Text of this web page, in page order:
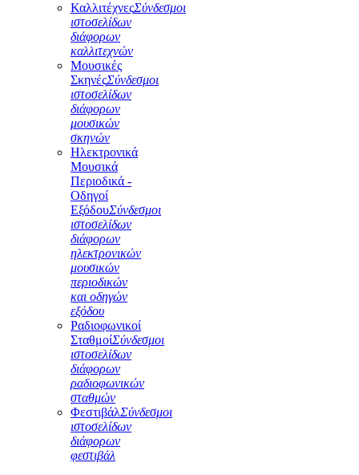
ΚαλλιτέχνεςΣύνδεσμοι
ιστοσελίδων
διάφορων
καλλιτεχνών
Μουσικές
ΣκηνέςΣύνδεσμοι
ιστοσελίδων
διάφορων
μουσικών
σκηνών
Ηλεκτρονικά
Μουσικά
Περιοδικά -
Οδηγοί
ΕξόδουΣύνδεσμοι
ιστοσελίδων
διάφορων
ηλεκτρονικών
μουσικών
περιοδικών
και οδηγών
εξόδου
Ραδιοφωνικοί
ΣταθμοίΣύνδεσμοι
ιστοσελίδων
διάφορων
ραδιοφωνικών
σταθμών
ΦεστιβάλΣύνδεσμοι
ιστοσελίδων
διάφορων
φεστιβάλ